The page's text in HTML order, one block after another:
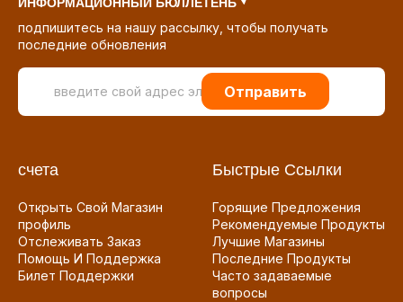
подпишитесь на нашу рассылку, чтобы получать
последние обновления
Отправить
счета
Открыть Свой Магазин
профиль
Отслеживать Заказ
Помощь И Поддержка
Билет Поддержки
Быстрые Ссылки
Горящие Предложения
Рекомендуемые Продукты
Лучшие Магазины
Последние Продукты
Часто задаваемые
вопросы